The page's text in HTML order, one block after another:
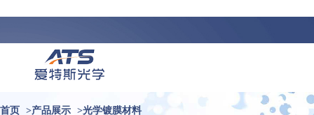
首页 >产品展示 >光学镀膜材料